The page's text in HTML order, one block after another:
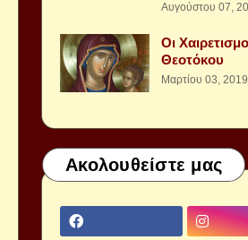
Αυγούστου 07,
Οι
Θεοτόκου
Μαρτίου 03, 2019
Ακολουθείστε μας